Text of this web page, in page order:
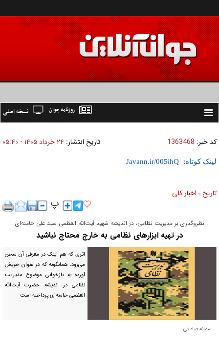
Toggle
نسخه اصلی روزنامه جوان
کد خبر: 1363468 تاریخ انتشار: ۲۴ خرداد ۱۴۰۵ - ۰۵:۴۰
لینک کوتاه:
تاریخ » اخبار کلی
نظروگذری بر مدیریت نظامی، در اندیشه شهید آیت‌الله العظمی سید علی خامنه‌ای
در تهیه ابزار‌های نظامی به خارج محتاج نباشید
اثری که هم اینک در معرفی آن سخن
می‌رود، همانگونه که در عنوان خویش
آورده به بازخوانی موضوع مدیریت
نظامی در اندیشه حضرت آیت‌الله
العظمی خامنه‌ای پرداخته است
سمانه صادقی